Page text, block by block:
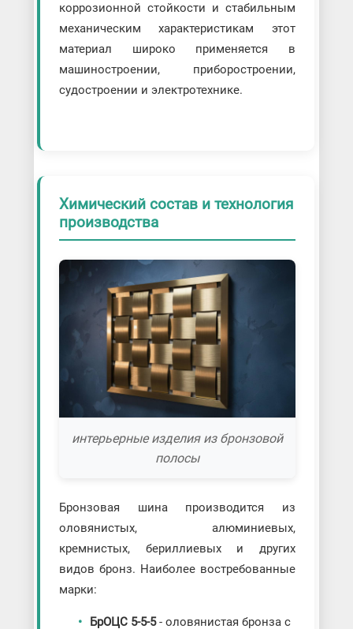
коррозионной стойкости и стабильным
механическим характеристикам этот
материал широко применяется в
машиностроении, приборостроении,
судостроении и электротехнике.
Химический состав и технология
производства
интерьерные изделия из бронзовой
полосы
Бронзовая шина производится из
оловянистых, алюминиевых,
кремнистых, бериллиевых и других
видов бронз. Наиболее востребованные
марки:
БрОЦС 5-5-5- оловянистая бронза с